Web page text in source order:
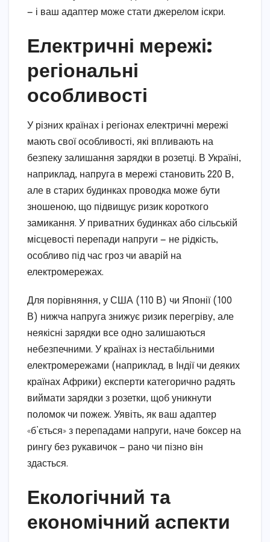
— і ваш адаптер може стати джерелом іскри.
Електричні мережі:
регіональні
особливості
У різних країнах і регіонах електричні мережі
мають свої особливості, які впливають на
безпеку залишання зарядки в розетці. В Україні,
наприклад, напруга в мережі становить 220 В,
але в старих будинках проводка може бути
зношеною, що підвищує ризик короткого
замикання. У приватних будинках або сільській
місцевості перепади напруги — не рідкість,
особливо під час гроз чи аварій на
електромережах.
Для порівняння, у США (110 В) чи Японії (100
В) нижча напруга знижує ризик перегріву, але
неякісні зарядки все одно залишаються
небезпечними. У країнах із нестабільними
електромережами (наприклад, в Індії чи деяких
країнах Африки) експерти категорично радять
виймати зарядки з розетки, щоб уникнути
поломок чи пожеж. Уявіть, як ваш адаптер
«б’ється» з перепадами напруги, наче боксер на
рингу без рукавичок — рано чи пізно він
здасться.
Екологічний та
економічний аспекти